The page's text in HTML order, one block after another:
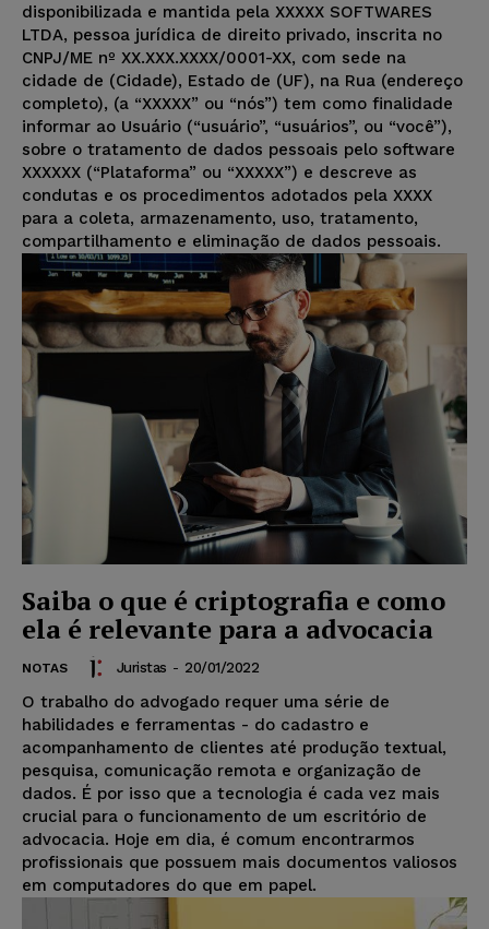
disponibilizada e mantida pela XXXXX SOFTWARES
LTDA, pessoa jurídica de direito privado, inscrita no
CNPJ/ME nº XX.XXX.XXXX/0001-XX, com sede na
cidade de (Cidade), Estado de (UF), na Rua (endereço
completo), (a “XXXXX” ou “nós”) tem como finalidade
informar ao Usuário (“usuário”, “usuários”, ou “você”),
sobre o tratamento de dados pessoais pelo software
XXXXXX (“Plataforma” ou “XXXXX”) e descreve as
condutas e os procedimentos adotados pela XXXX
para a coleta, armazenamento, uso, tratamento,
compartilhamento e eliminação de dados pessoais.
Saiba o que é criptografia e como
ela é relevante para a advocacia
NOTAS Juristas - 20/01/2022
O trabalho do advogado requer uma série de
habilidades e ferramentas - do cadastro e
acompanhamento de clientes até produção textual,
pesquisa, comunicação remota e organização de
dados. É por isso que a tecnologia é cada vez mais
crucial para o funcionamento de um escritório de
advocacia. Hoje em dia, é comum encontrarmos
profissionais que possuem mais documentos valiosos
em computadores do que em papel.